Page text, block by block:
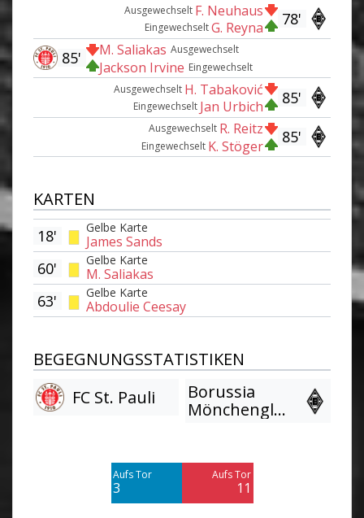
78'
Ausgewechselt F. Neuhaus
EingewechseltG. Reyna
Ausgewechselt
M. Saliakas
Eingewechselt
Jackson Irvine
85'
85'
Ausgewechselt H. Tabaković
Eingewechselt Jan Urbich
85'
Ausgewechselt R. Reitz
Eingewechselt K. Stöger
KARTEN
Gelbe Karte
James Sands
18'
Gelbe Karte
M. Saliakas
60'
Gelbe Karte
Abdoulie Ceesay
63'
BEGEGNUNGSSTATISTIKEN
FC St. Pauli
Borussia
Mönchengladbach
Aufs Tor
3
Aufs Tor
11